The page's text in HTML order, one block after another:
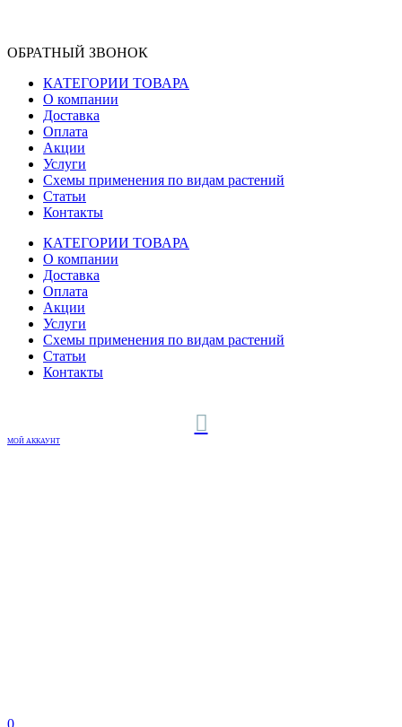
ОБРАТНЫЙ ЗВОНОК
КАТЕГОРИИ ТОВАРА
О компании
Доставка
Оплата
Акции
Услуги
Схемы применения по видам растений
Статьи
Контакты
КАТЕГОРИИ ТОВАРА
О компании
Доставка
Оплата
Акции
Услуги
Схемы применения по видам растений
Статьи
Контакты
МОЙ АККАУНТ
0